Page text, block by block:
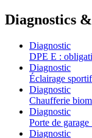
Diagnostics
Diagnostic
DPE E :
Diagnostic
Éclairage
Diagnostic
Chaufferie
Diagnostic
Porte de
Diagnostic